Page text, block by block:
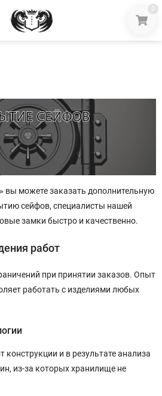
0
вы можете заказать дополнительную
сейфов, специалисты нашей
замки быстро и качественно.
работ
при принятии заказов. Опыт
работать с изделиями любых
конструкции и в результате анализа
из-за которых хранилище не